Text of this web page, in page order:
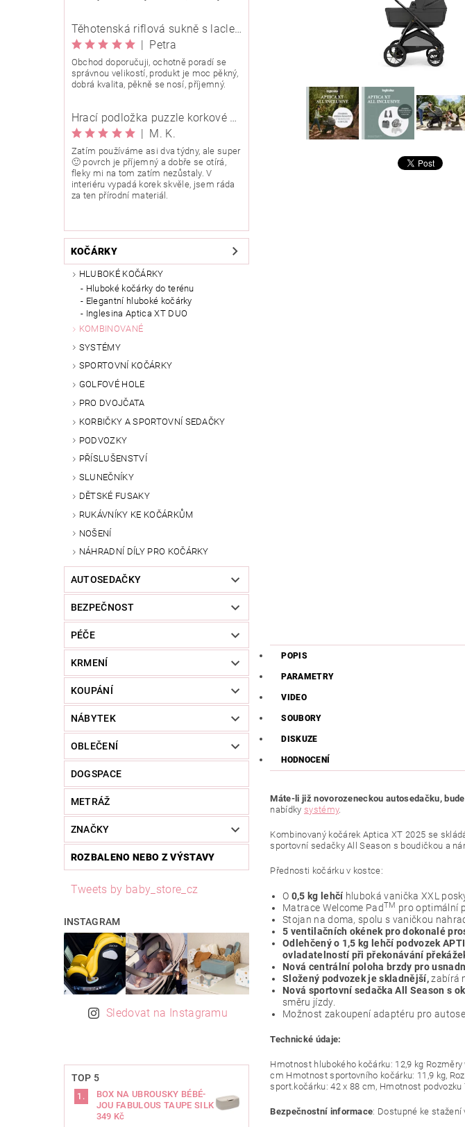
Těhotenská riflová sukně s laclem Rialto Wingles 01753
| Petra
Obchod doporučuji, ochotně poradí se
správnou velikostí, produkt je moc pěkný,
dobrá kvalita, pěkně se nosí, příjemný.
Hrací podložka puzzle korkové 90x90 cm
| M. K.
Zatím používáme asi dva týdny, ale super
🙂 povrch je příjemný a dobře se otírá,
fleky mi na tom zatím nezůstaly. V
interiéru vypadá korek skvěle, jsem ráda
za ten přírodní materiál.
KOČÁRKY
HLUBOKÉ KOČÁRKY
Hluboké kočárky do terénu
Elegantní hluboké kočárky
Inglesina Aptica XT DUO
KOMBINOVANÉ
SYSTÉMY
SPORTOVNÍ KOČÁRKY
GOLFOVÉ HOLE
PRO DVOJČATA
KORBIČKY A SPORTOVNÍ SEDAČKY
PODVOZKY
PŘÍSLUŠENSTVÍ
SLUNEČNÍKY
DĚTSKÉ FUSAKY
RUKÁVNÍKY KE KOČÁRKŮM
NOŠENÍ
NÁHRADNÍ DÍLY PRO KOČÁRKY
AUTOSEDAČKY
BEZPEČNOST
PÉČE
KRMENÍ
KOUPÁNÍ
NÁBYTEK
OBLEČENÍ
DOGSPACE
METRÁŽ
ZNAČKY
ROZBALENO NEBO Z VÝSTAVY
Tweets by baby_store_cz
INSTAGRAM
Sledovat na Instagramu
TOP 5
BOX NA UBROUSKY BÉBÉ-
JOU FABULOUS TAUPE SILK
349 Kč
POPIS
PARAMETRY
VIDEO
SOUBORY
DISKUZE
HODNOCENÍ
Máte-li již novorozeneckou autosedačku,
nabídky systémy.
Kombinovaný kočárek Aptica XT 2025 se
sportovní sedačky All Season s boudičkou a
Přednosti kočárku v kostce:
O 0,5 kg lehčí hluboká vanička XXL
Matrace Welcome PadTM pro optimální
Stojan na doma, spolu s vaničkou
5 ventilačních okének pro dokonalé
Odlehčený o 1,5 kg lehčí podvozek
ovladatelností při překonávání
Nová centrální poloha brzdy pro
Složený podvozek je skladnější,zabírá
Nová sportovní sedačka All Season s
směru jízdy.
Možnost zakoupení adaptéru pro
Technické údaje:
Hmotnost hlubokého kočárku: 12,9 kg
cm Hmotnost sportovního kočárku: 11,9 kg,
sport.kočárku: 42 x 88 cm, Hmotnost
Bezpečnostní informace: Dostupné ke stažení